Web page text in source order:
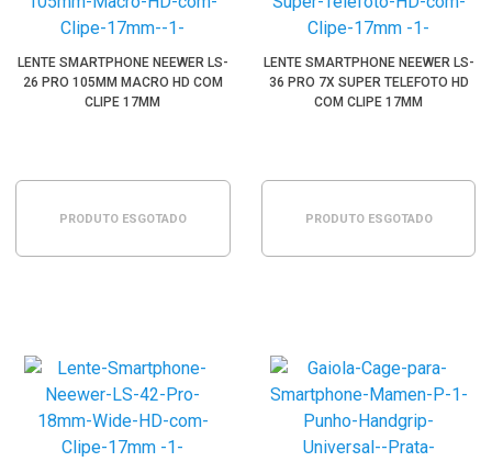
LENTE SMARTPHONE NEEWER LS-
26 PRO 105MM MACRO HD COM
CLIPE 17MM
PRODUTO ESGOTADO
LENTE SMARTPHONE NEEWER LS-
36 PRO 7X SUPER TELEFOTO HD
COM CLIPE 17MM
PRODUTO ESGOTADO